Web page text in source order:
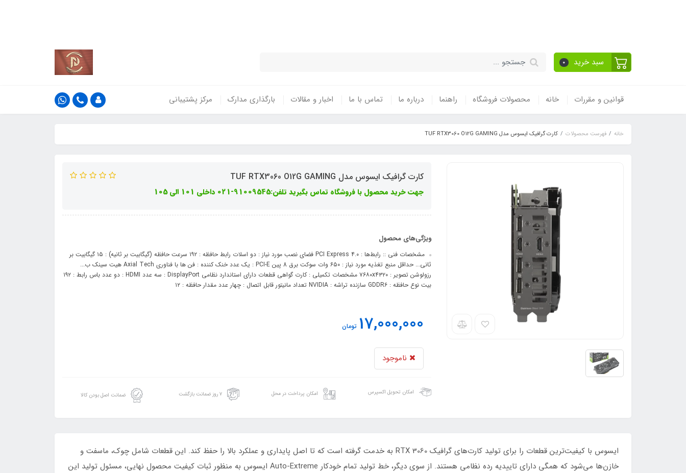
سبد خرید 0
قوانین و مقررات خانه محصولات فروشگاه راهنما درباره ما تماس با ما اخبار و مقالات بارگذاری مدارک مرکز پشتیبانی
خانه فهرست محصولات کارت گرافیک ایسوس مدل TUF RTX3060 O12G GAMING
کارت گرافیک ایسوس مدل TUF RTX3060 O12G GAMING
جهت خرید محصول با فروشگاه تماس بگیرید تلفن:91009545-021 داخلی 101 الی 105
ویژگی‌های محصول
مشخصات فنی :: رابط‌ها : PCI Express ۴.۰ فضای نصب مورد نیاز : دو اسلات رابط حافظه : ۱۹۲ سرعت حافظه (گیگابیت بر ثانیه) : ۱۵ گیگابیت بر
ثانی... حداقل منبع تغذیه مورد نیاز : ۶۵۰ وات سوکت برق 8 پین PCI-E : یک عدد خنک‌ کننده : فن ها با فناوری Axial Tech هیت سینک ب...
رزولوشن تصویر : ۷۶۸۰x۴۳۲۰ مشخصات تکمیلی : کارت گواهی قطعات دارای استاندارد نظامی DisplayPort : سه عدد HDMI : دو عدد باس رابط : ۱۹۲
بیت نوع حافظه : GDDR۶ سازنده تراشه : NVIDIA تعداد مانیتور قابل اتصال : چهار عدد مقدار حافظه : ۱۲
17,000,000 تومان
ناموجود
امکان تحویل اکسپرس امکان پرداخت در محل ۷ روز ضمانت بازگشت ضمانت اصل بودن کالا
ایسوس با کیفیت‌ترین قطعات را برای تولید کارت‌های گرافیک RTX 3060 به خدمت گرفته است که تا اصل پایداری و عملکرد بالا را حفظ کند. این قطعات شامل چوک‌، ماسفت و
خازن‌ها می‌شود که همگی دارای تاییدیه رده نظامی هستند. از سوی دیگر، خط تولید تمام خودکار Auto-Extreme ایسوس به منظور ثبات کیفیت محصول نهایی، مسئول تولید این